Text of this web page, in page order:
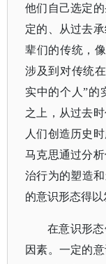
他们自己选定
定的、从过去
辈们的传统，
涉及到对传统
实中的个人”的
之上，从过去
人们创造历史
马克思通过分
治行为的塑造
的意识形态得以
在意识形
因素。一定的